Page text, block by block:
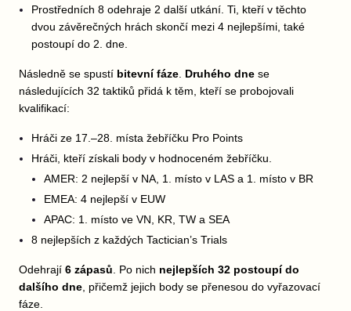
Prostředních 8 odehraje 2 další utkání. Ti, kteří v těchto
dvou závěrečných hrách skončí mezi 4 nejlepšími, také
postoupí do 2. dne.
Následně se spustí bitevní fáze Druhého dne se
následujících 32 taktiků přidá k těm, kteří se probojovali
kvalifikací:
Hráči ze 17.–28. místa žebříčku Pro Points
Hráči, kteří získali body v hodnoceném žebříčku.
AMER: 2 nejlepší v NA, 1. místo v LAS a 1. místo v BR
EMEA: 4 nejlepší v EUW
APAC: 1. místo ve VN, KR, TW a SEA
8 nejlepších z každých Tactician’s Trials
Odehrají 6 zápasů . Po nich nejlepších 32 postoupí do
dalšího dne přičemž jejich body se přenesou do vyřazovací
fáze.